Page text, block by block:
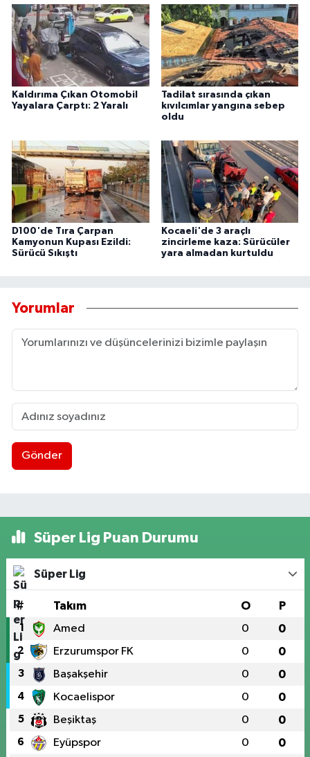
Kaldırıma Çıkan Otomobil
Yayalara Çarptı: 2 Yaralı
Tadilat sırasında çıkan
kıvılcımlar yangına sebep
oldu
D100'de Tıra Çarpan
Kamyonun Kupası Ezildi:
Sürücü Sıkıştı
Kocaeli'de 3 araçlı
zincirleme kaza: Sürücüler
yara almadan kurtuldu
Yorumlar
Gönder
Süper Lig Puan Durumu
Süper Lig
# Takım O P
1 Amed 0 0
2 Erzurumspor FK 0 0
3 Başakşehir 0 0
4 Kocaelispor 0 0
5 Beşiktaş 0 0
6 Eyüpspor 0 0